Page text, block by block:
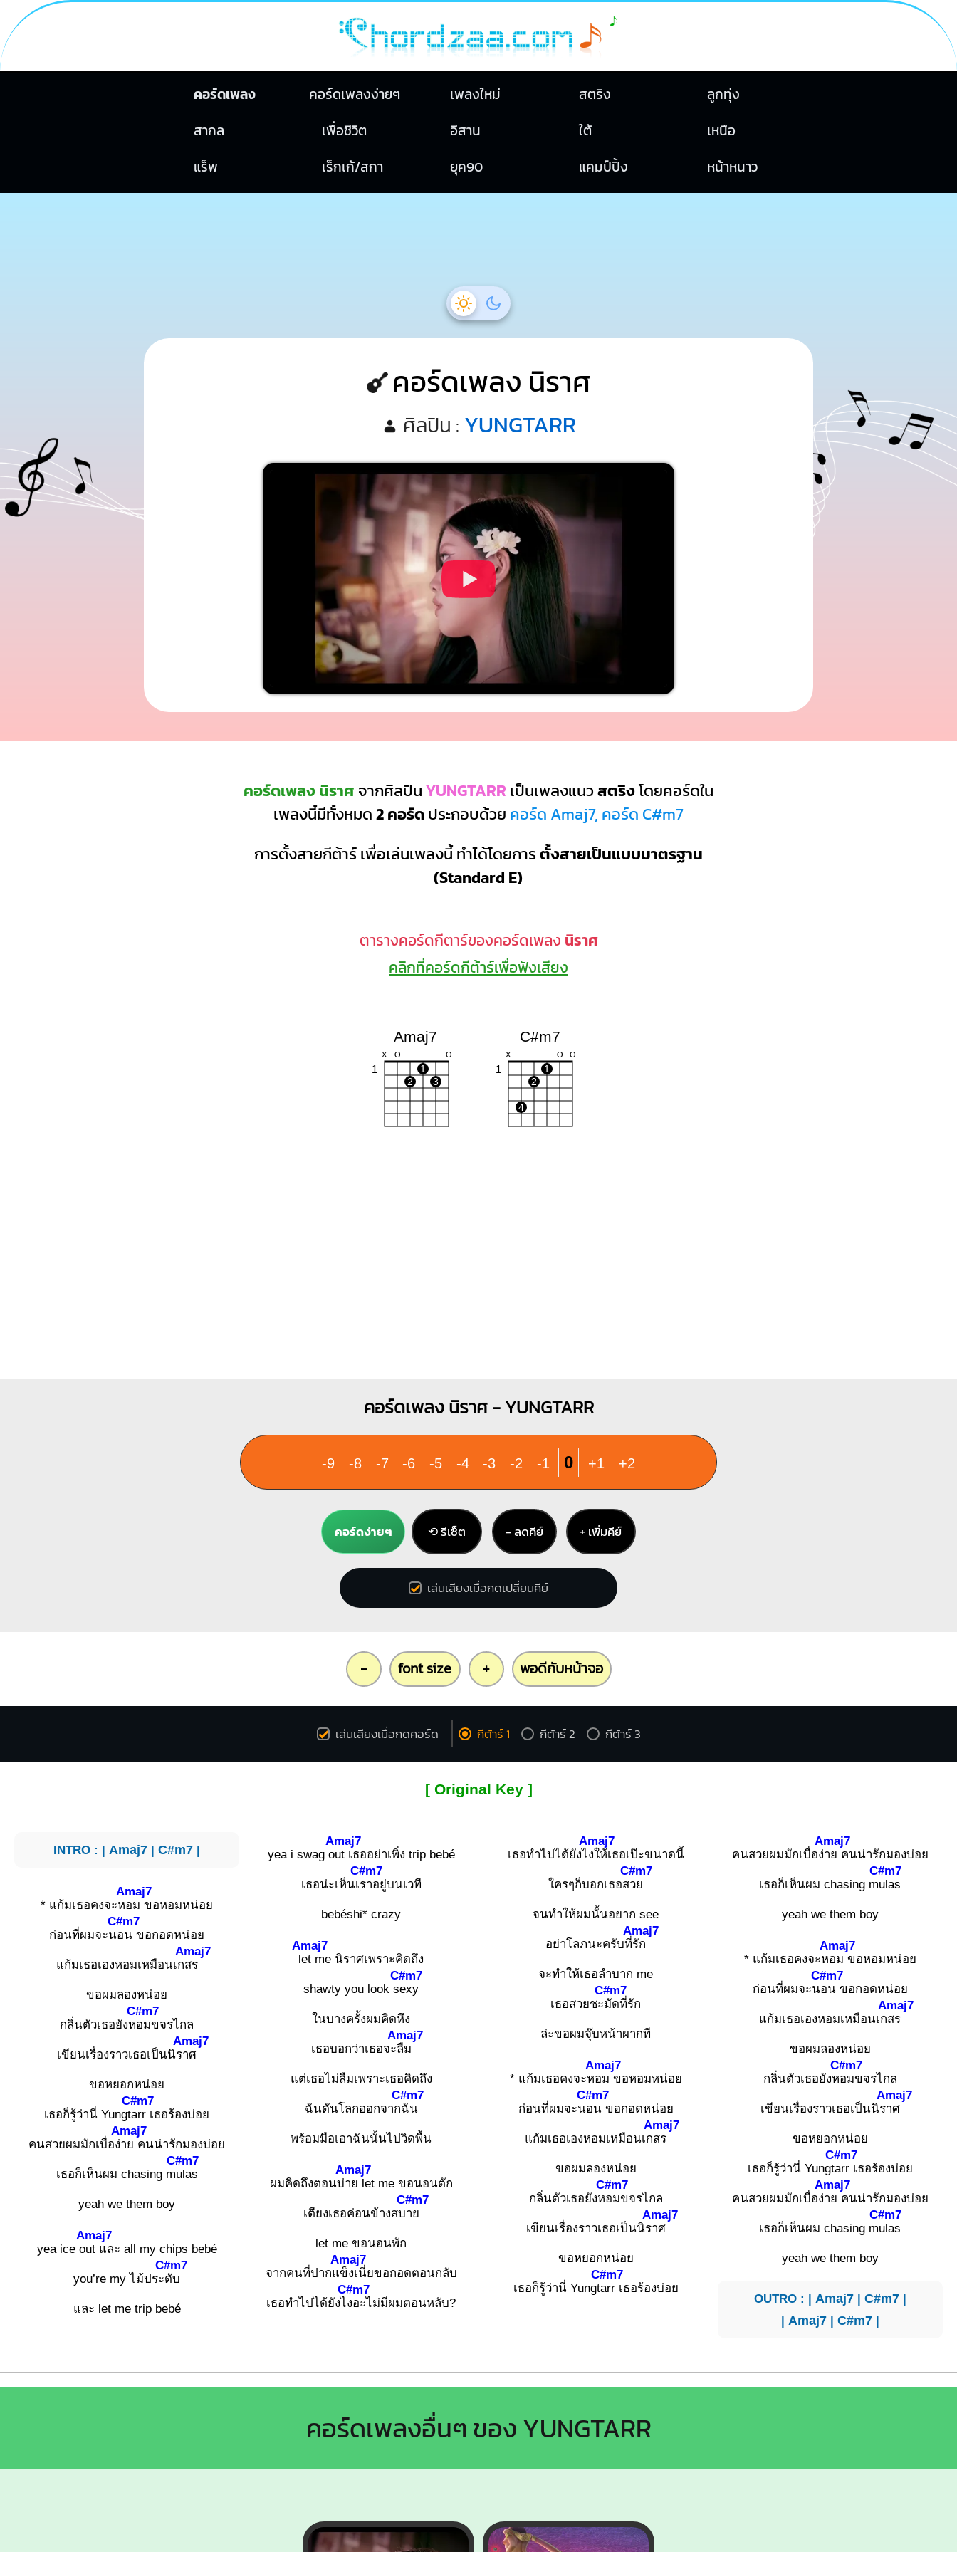
คอร์ดเพลง คอร์ดเพลงง่ายๆ เพลงใหม่ สตริง
ลูกทุ่ง
สากล
เพื่อชีวิต อีสาน ใต้
เหนือ
แร็พ
เร็กเก้/สกา ยุค90 แคมป์ปิ้ง หน้าหนาว
คอร์ดเพลง นิราศ
ศิลปิน : YUNGTARR
คอร์ดเพลง นิราศ จากศิลปินYUNGTARR เป็นเพลงแนวสตริงโดยคอร์ดใน
เพลงนี้มีทั้งหมด2 คอร์ดประกอบด้วย คอร์ด Amaj7, คอร์ด C#m7
การตั้งสายกีต้าร์ เพื่อเล่นเพลงนี้ ทำได้โดยการตั้งสายเป็นแบบมาตรฐาน
(Standard E)
ตารางคอร์ดกีตาร์ของคอร์ดเพลง นิราศ
คลิกที่คอร์ดกีต้าร์เพื่อฟังเสียง
Amaj7
X O O
1
1
2
3
C#m7
X O O
1
1
2
4
คอร์ดเพลง นิราศ - YUNGTARR
-9 -8 -7 -6 -5 -4 -3 -2 -1 0 +1 +2
คอร์ดง่ายๆ ⟲ รีเซ็ต − ลดคีย์ + เพิ่มคีย์
เล่นเสียงเมื่อกดเปลี่ยนคีย์
- font size + พอดีกับหน้าจอ
เล่นเสียงเมื่อกดคอร์ด กีต้าร์ 1 กีต้าร์ 2 กีต้าร์ 3
[ Original Key ]
INTRO : | Amaj7 |C#m7 |
* แก้มเธอคงจะห
Amaj7
อม ขอหอมหน่อย
ก่อนที่ผมจะน
C#m7
อน ขอกอดหน่อย
แก้มเธอเองหอมเหมือนเก
Amaj7
สร
ขอผมลองหน่อย
กลิ่นตัวเธอยังห
C#m7
อมขจรไกล
เขียนเรื่องราวเธอเป็นนิร
Amaj7
าศ
ขอหยอกหน่อย
เธอก็รู้ว่านี่ Yungt
C#m7
arr เธอร้องบ่อย
คนสวยผมมักเบื่อง่
Amaj7
าย คนน่ารักมองบ่อย
เธอก็เห็นผม chasing m
C#m7
ulas
yeah we them boy
yea ice o
Amaj7
ut และ all my chips bebé
you’re my ไม้ประ
C#m7
ดับ
และ let me trip bebé
yea i swag o
Amaj7
ut เธออย่าเพิ่ง trip bebé
เธอน่ะเห็นเ
C#m7
ราอยู่บนเวที
bebéshi* crazy
l
Amaj7
et me นิราศเพราะคิดถึง
shawty you look s
C#m7
exy
ในบางครั้งผมคิดหึง
เธอบอกว่าเธอจะ
Amaj7
ลืม
แต่เธอไม่ลืมเพราะเธอคิดถึง
ฉันดันโลกออกจาก
C#m7
ฉัน
พร้อมมือเอาฉันนั้นไปวิดพื้น
ผมคิดถึงตอนบ่
Amaj7
าย let me ขอนอนตัก
เตียงเธอค่อนข้างสบ
C#m7
าย
let me ขอนอนพัก
จากคนที่ปากแ
Amaj7
ข็งเนี่ยขอกอดตอนกลับ
เธอทำไปได้ยังไ
C#m7
งอะไม่มีผมตอนหลับ?
เธอทำไปได้ยังไ
Amaj7
งให้เธอเป๊ะขนาดนี้
ใครๆก็บอกเธอส
C#m7
วย
จนทำให้ผมนั้นอยาก see
อย่าโลภนะครับที่
Amaj7
รัก
จะทำให้เธอลำบาก me
เธอสวยชะ
C#m7
มัดที่รัก
ล่ะขอผมจุ๊บหน้าผากที
* แก้มเธอคงจะห
Amaj7
อม ขอหอมหน่อย
ก่อนที่ผมจะน
C#m7
อน ขอกอดหน่อย
แก้มเธอเองหอมเหมือนเก
Amaj7
สร
ขอผมลองหน่อย
กลิ่นตัวเธอยังห
C#m7
อมขจรไกล
เขียนเรื่องราวเธอเป็นนิร
Amaj7
าศ
ขอหยอกหน่อย
เธอก็รู้ว่านี่ Yungt
C#m7
arr เธอร้องบ่อย
คนสวยผมมักเบื่อง่
Amaj7
าย คนน่ารักมองบ่อย
เธอก็เห็นผม chasing m
C#m7
ulas
yeah we them boy
* แก้มเธอคงจะห
Amaj7
อม ขอหอมหน่อย
ก่อนที่ผมจะน
C#m7
อน ขอกอดหน่อย
แก้มเธอเองหอมเหมือนเก
Amaj7
สร
ขอผมลองหน่อย
กลิ่นตัวเธอยังห
C#m7
อมขจรไกล
เขียนเรื่องราวเธอเป็นนิร
Amaj7
าศ
ขอหยอกหน่อย
เธอก็รู้ว่านี่ Yungt
C#m7
arr เธอร้องบ่อย
คนสวยผมมักเบื่อง่
Amaj7
าย คนน่ารักมองบ่อย
เธอก็เห็นผม chasing m
C#m7
ulas
yeah we them boy
OUTRO : | Amaj7| C#m7|
| Amaj7| C#m7|
คอร์ดเพลงอื่นๆ ของ YUNGTARR